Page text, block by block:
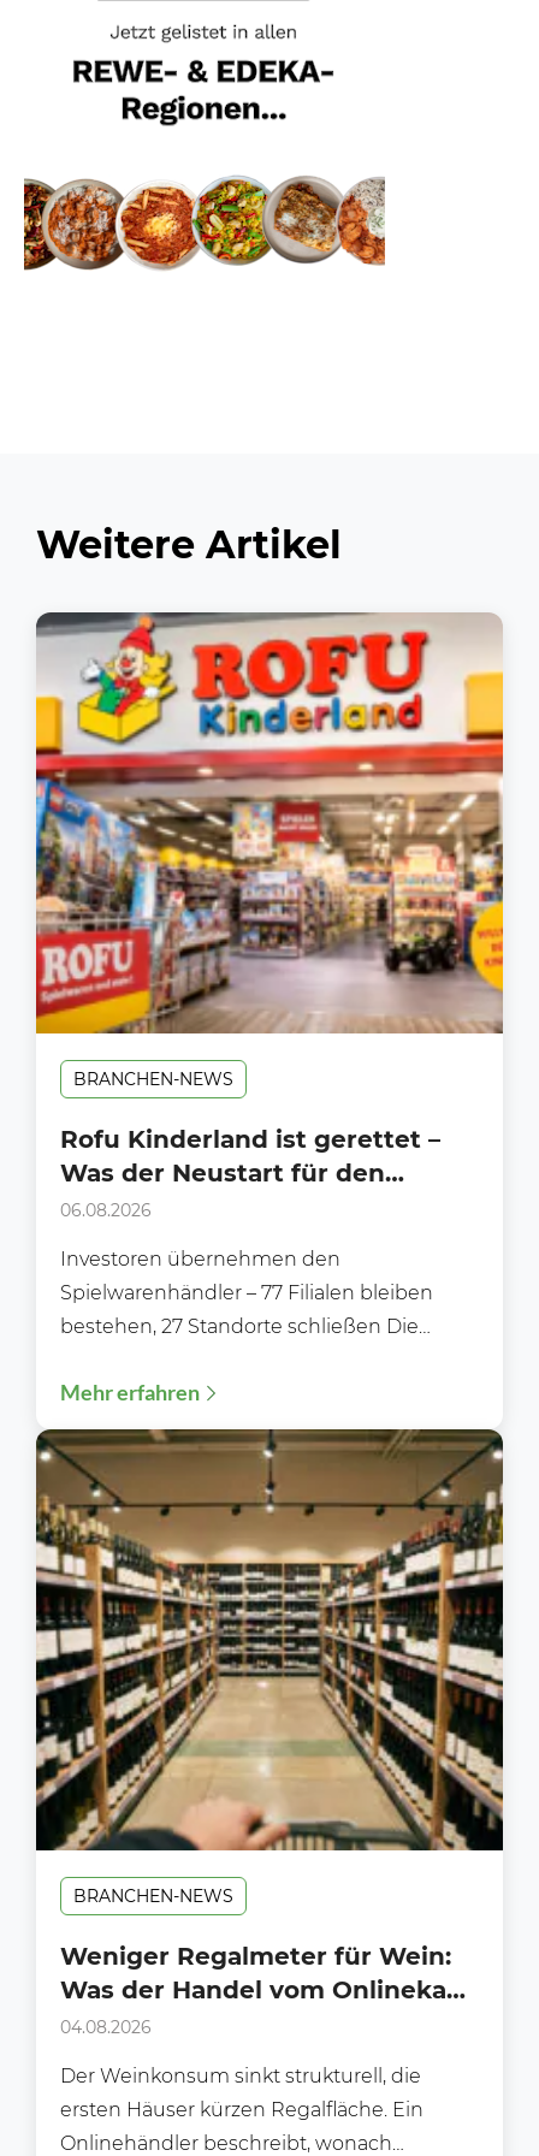
Weitere Artikel
BRANCHEN-NEWS
Rofu Kinderland ist gerettet –
Was der Neustart für den
Handel bedeutet
06.08.2026
Investoren übernehmen den
Spielwarenhändler – 77 Filialen bleiben
bestehen, 27 Standorte schließen Die
Nachdem die Gläubiger...
Mehr erfahren
BRANCHEN-NEWS
Weniger Regalmeter für Wein:
Was der Handel vom Onlinekauf
lernen kann
04.08.2026
Der Weinkonsum sinkt strukturell, die
ersten Häuser kürzen Regalfläche. Ein
Onlinehändler beschreibt, wonach